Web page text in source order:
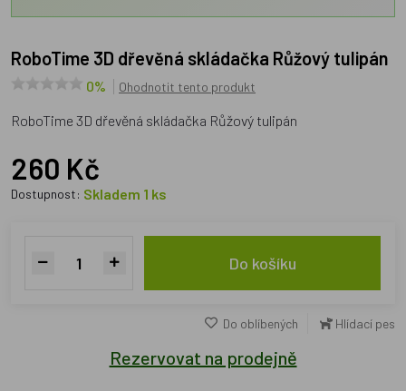
RoboTime 3D dřevěná skládačka Růžový tulipán
0% Ohodnotit tento produkt
RoboTime 3D dřevěná skládačka Růžový tulipán
260 Kč
Dostupnost: Skladem 1 ks
Do košíku
Do oblíbených Hlídací pes
Rezervovat na prodejně